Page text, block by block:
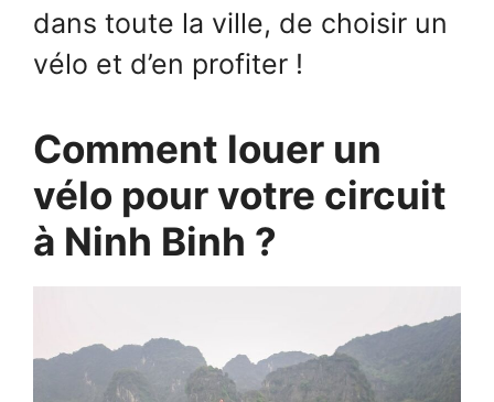
dans toute la ville, de choisir un
vélo et d’en profiter !
Comment louer un
vélo pour votre circuit
à Ninh Binh ?